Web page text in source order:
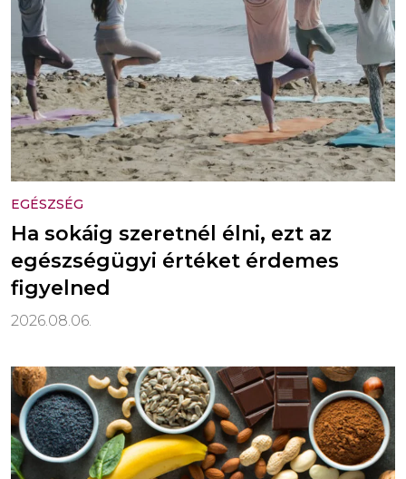
EGÉSZSÉG
Ha sokáig szeretnél élni, ezt az
egészségügyi értéket érdemes
figyelned
2026.08.06.